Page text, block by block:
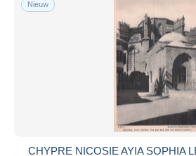
Gratis levering
Bankoverschrijving
Bancontact
Nieuw
CHYPRE NICOSIE AYIA SOPHIA